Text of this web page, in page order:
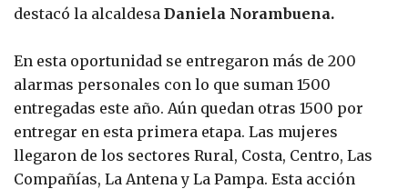
destacó la alcaldesa Daniela Norambuena.
En esta oportunidad se entregaron más de 200
alarmas personales con lo que suman 1500
entregadas este año. Aún quedan otras 1500 por
entregar en esta primera etapa. Las mujeres
llegaron de los sectores Rural, Costa, Centro, Las
Compañías, La Antena y La Pampa. Esta acción